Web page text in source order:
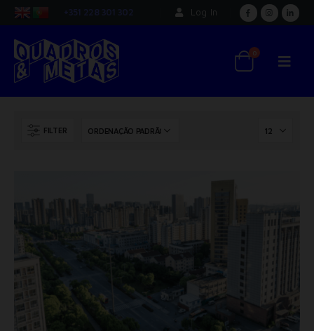
+351 228 301 302 Log In
0
FILTER